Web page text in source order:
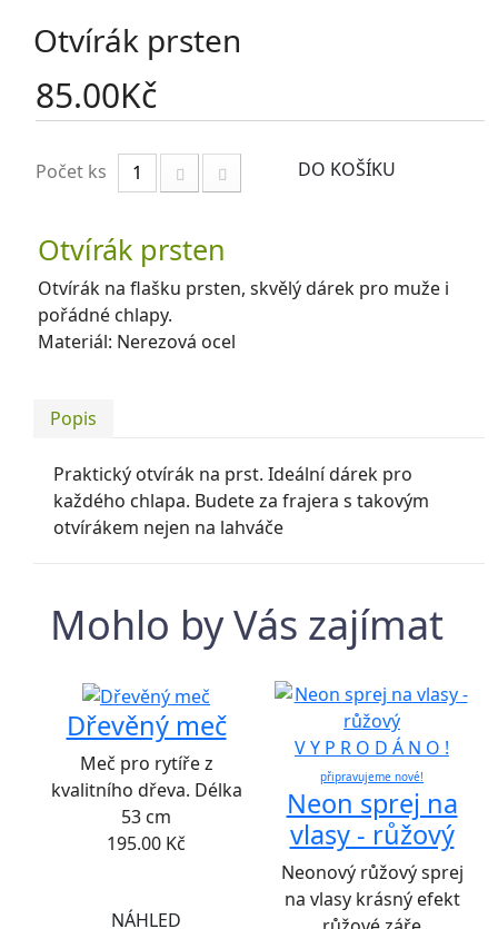
Otvírák prsten
85.00Kč
Počet ks DO KOŠÍKU
Otvírák prsten
Otvírák na flašku prsten, skvělý dárek pro muže i
pořádné chlapy.
Materiál: Nerezová ocel
Popis
Praktický otvírák na prst. Ideální dárek pro
každého chlapa. Budete za frajera s takovým
otvírákem nejen na lahváče
Mohlo by Vás zajímat
Dřevěný meč
Meč pro rytíře z
kvalitního dřeva. Délka
53 cm
195.00 Kč
NÁHLED
V Y P R O D Á N O !
připravujeme nové!
Neon sprej na
vlasy - růžový
Neonový růžový sprej
na vlasy krásný efekt